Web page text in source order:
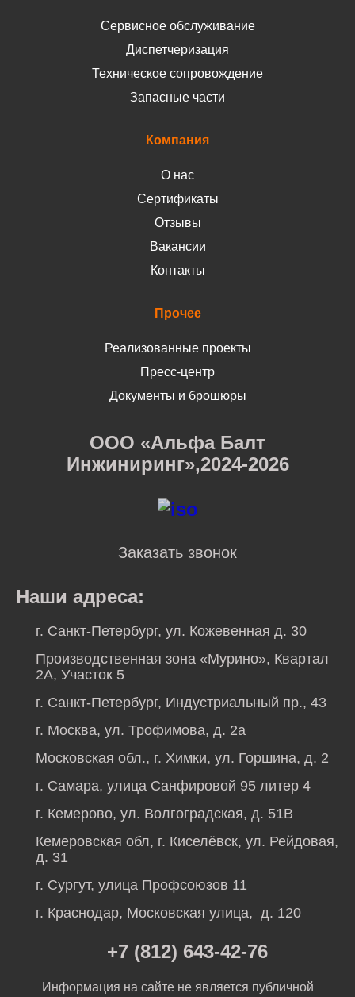
Сервисное обслуживание
Диспетчеризация
Техническое сопровождение
Запасные части
Компания
О нас
Сертификаты
Отзывы
Вакансии
Контакты
Прочее
Реализованные проекты
Пресс-центр
Документы и брошюры
ООО «Альфа Балт
Инжиниринг»,2024-2026
Заказать звонок
Наши адреса:
г. Санкт-Петербург, ул. Кожевенная д. 30
Производственная зона «Мурино», Квартал
2А, Участок 5
г. Санкт-Петербург, Индустриальный пр., 43
г. Москва, ул. Трофимова, д. 2а
Московская обл., г. Химки, ул. Горшина, д. 2
г. Самара, улица Санфировой 95 литер 4
г. Кемерово, ул. Волгоградская, д. 51В
Кемеровская обл, г. Киселёвск, ул. Рейдовая,
д. 31
г. Сургут, улица Профсоюзов 11
г. Краснодар, Московская улица, д. 120
+7 (812) 643-42-76
Информация на сайте не является публичной